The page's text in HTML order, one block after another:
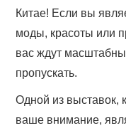
ТОВАРЫ ИЗ КИТАЯ
СТАТЬИ
Китае! Если вы
моды, красоты или
вас ждут
пропускать.
Одной из выставок,
ваше внимание,